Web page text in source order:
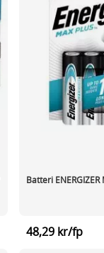
Batteri
48,29 kr/fp